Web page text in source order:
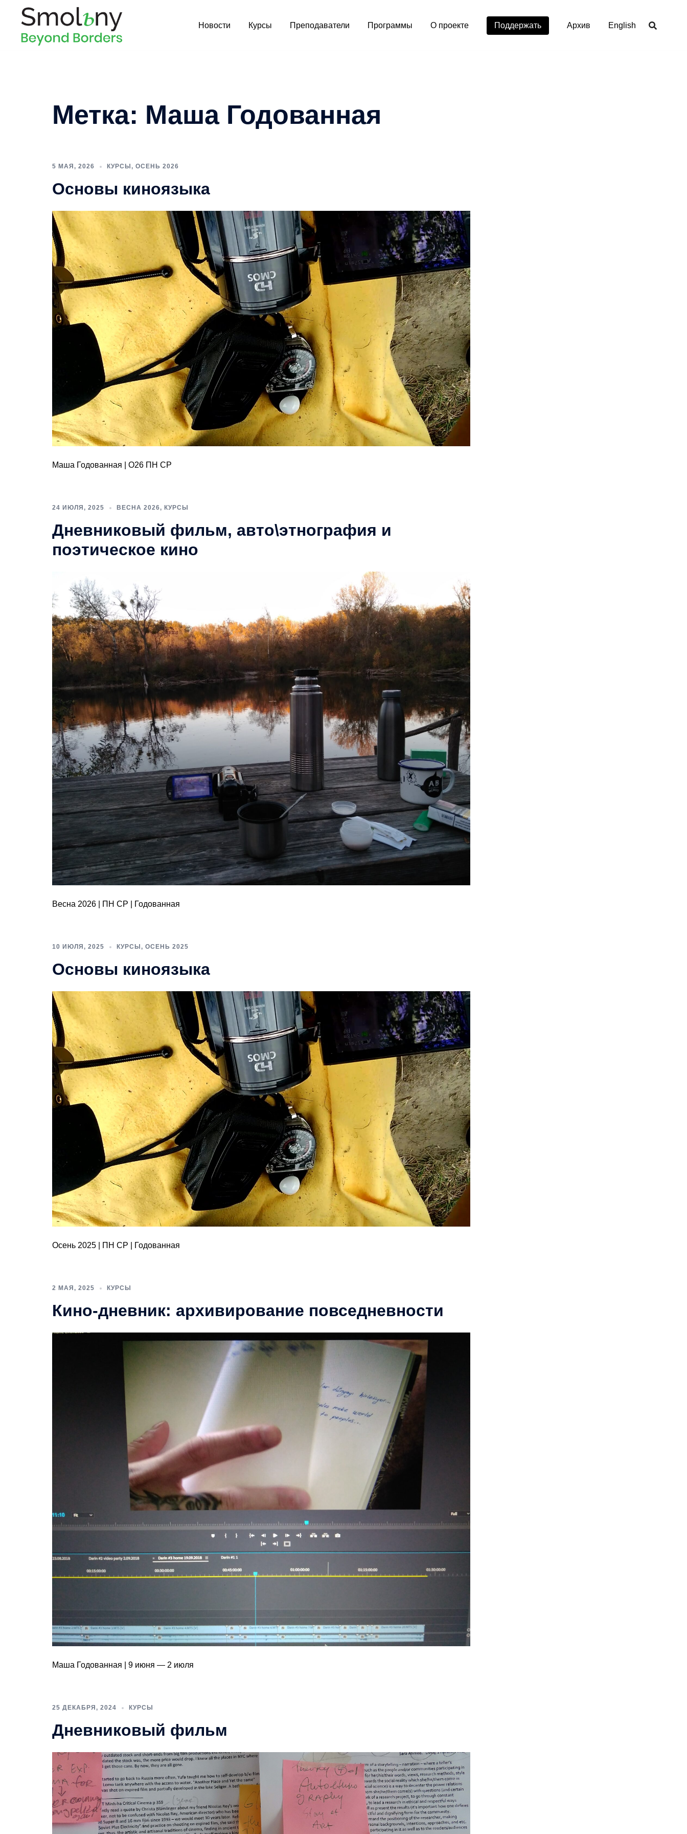
Новости Курсы Преподаватели Программы О проекте Поддержать Aрхив English
Метка: Маша Годованная
5 МАЯ, 2026 КУРСЫ , ОСЕНЬ 2026
Основы киноязыка
Маша Годованная | О26 ПН СР
24 ИЮЛЯ, 2025 ВЕСНА 2026, КУРСЫ
Дневниковый фильм, авто\этнография и
поэтическое кино
Весна 2026 | ПН СР | Годованная
10 ИЮЛЯ, 2025 КУРСЫ , ОСЕНЬ 2025
Основы киноязыка
Осень 2025 | ПН СР | Годованная
2 МАЯ, 2025 КУРСЫ
Кино-дневник: архивирование повседневности
Маша Годованная | 9 июня — 2 июля
25 ДЕКАБРЯ, 2024 КУРСЫ
Дневниковый фильм